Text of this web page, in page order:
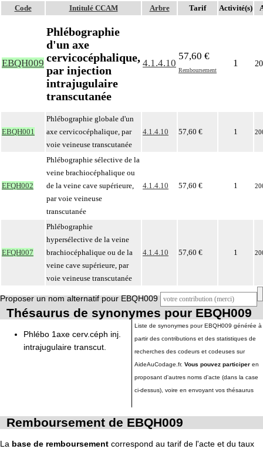
Code Intitulé CCAM Arbre Tarif Activité(s)
EBQH009
Phlébographie
d'un axe
cervicocéphalique,
par injection
intrajugulaire
transcutanée
4.1.4.10
57,60 €
Remboursement
1
EBQH001
Phlébographie globale d'un
axe cervicocéphalique, par
voie veineuse transcutanée
4.1.4.10 57,60 € 1
EFQH002
Phlébographie sélective de la
veine brachiocéphalique ou
de la veine cave supérieure,
par voie veineuse
transcutanée
4.1.4.10 57,60 € 1
EFQH007
Phlébographie
hypersélective de la veine
brachiocéphalique ou de la
veine cave supérieure, par
voie veineuse transcutanée
4.1.4.10 57,60 € 1
Proposer un nom alternatif pour EBQH009
Thésaurus de synonymes pour EBQH009
Phlébo 1axe cerv.céph inj.
intrajugulaire transcut.
Liste de synonymes pour EBQH009 générée à
partir des contributions et des statistiques de
recherches des codeurs et codeuses sur
AideAuCodage.fr. Vous pouvez participer en
proposant d'autres noms d'acte (dans la case
ci-dessus), voire en envoyant vos thésaurus
Remboursement de EBQH009
La base de remboursement correspond au tarif de l'acte et du taux